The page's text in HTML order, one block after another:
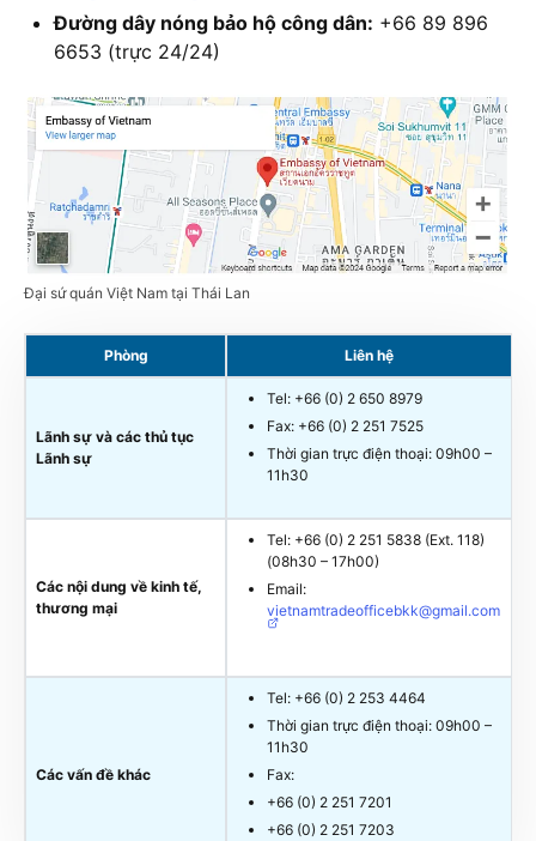
Đường dây nóng bảo hộ công dân: +66 89 896
6653 (trực 24/24)
Đại sứ quán Việt Nam tại Thái Lan
Phòng Liên hệ
Lãnh sự và các thủ tục
Lãnh sự
Tel: +66 (0) 2 650 8979
Fax: +66 (0) 2 251 7525
Thời gian trực điện thoại: 09h00 –
11h30
Các nội dung về kinh tế,
thương mại
Tel: +66 (0) 2 251 5838 (Ext. 118)
(08h30 – 17h00)
Email:
vietnamtradeofficebkk@gmail.com
Các vấn đề khác
Tel: +66 (0) 2 253 4464
Thời gian trực điện thoại: 09h00 –
11h30
Fax:
+66 (0) 2 251 7201
+66 (0) 2 251 7203